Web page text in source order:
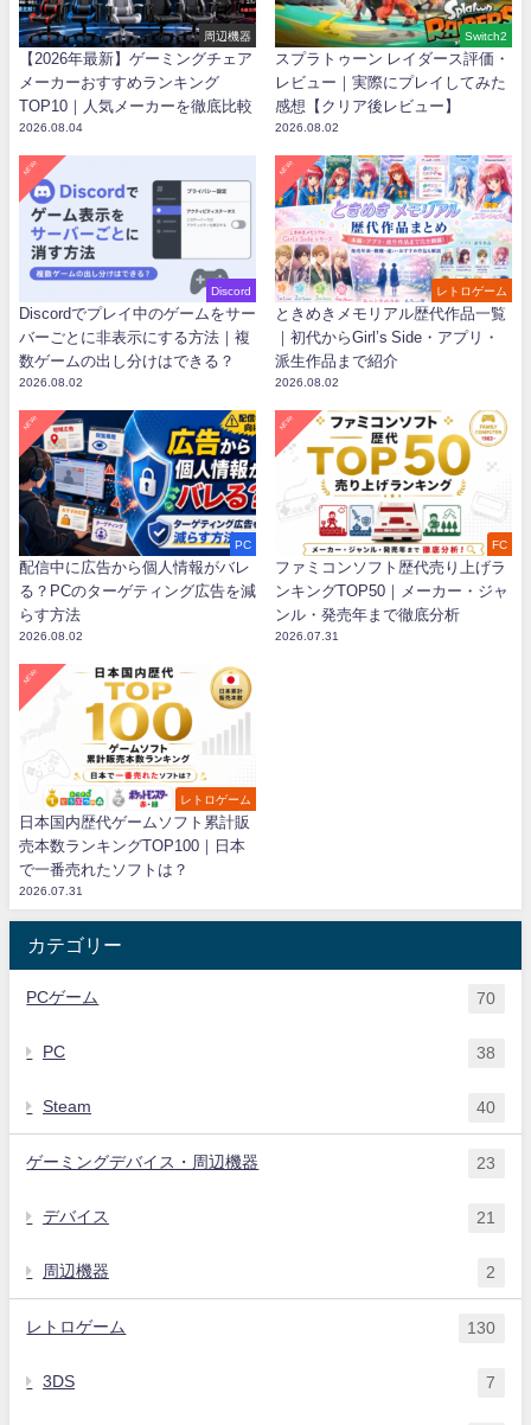
周辺機器
【2026年最新】ゲーミングチェア
メーカーおすすめランキング
TOP10｜人気メーカーを徹底比較
2026.08.04
Switch2
スプラトゥーン レイダース評価・
レビュー｜実際にプレイしてみた
感想【クリア後レビュー】
2026.08.02
Discord
NEW!
Discordでプレイ中のゲームをサー
バーごとに非表示にする方法｜複
数ゲームの出し分けはできる？
2026.08.02
レトロゲーム
NEW!
ときめきメモリアル歴代作品一覧
｜初代からGirl’s Side・アプリ・
派生作品まで紹介
2026.08.02
PC
NEW!
配信中に広告から個人情報がバレ
る？PCのターゲティング広告を減
らす方法
2026.08.02
FC
NEW!
ファミコンソフト歴代売り上げラ
ンキングTOP50｜メーカー・ジャ
ンル・発売年まで徹底分析
2026.07.31
レトロゲーム
NEW!
日本国内歴代ゲームソフト累計販
売本数ランキングTOP100｜日本
で一番売れたソフトは？
2026.07.31
カテゴリー
PCゲーム 70
PC 38
Steam 40
ゲーミングデバイス・周辺機器 23
デバイス 21
周辺機器 2
レトロゲーム 130
3DS 7